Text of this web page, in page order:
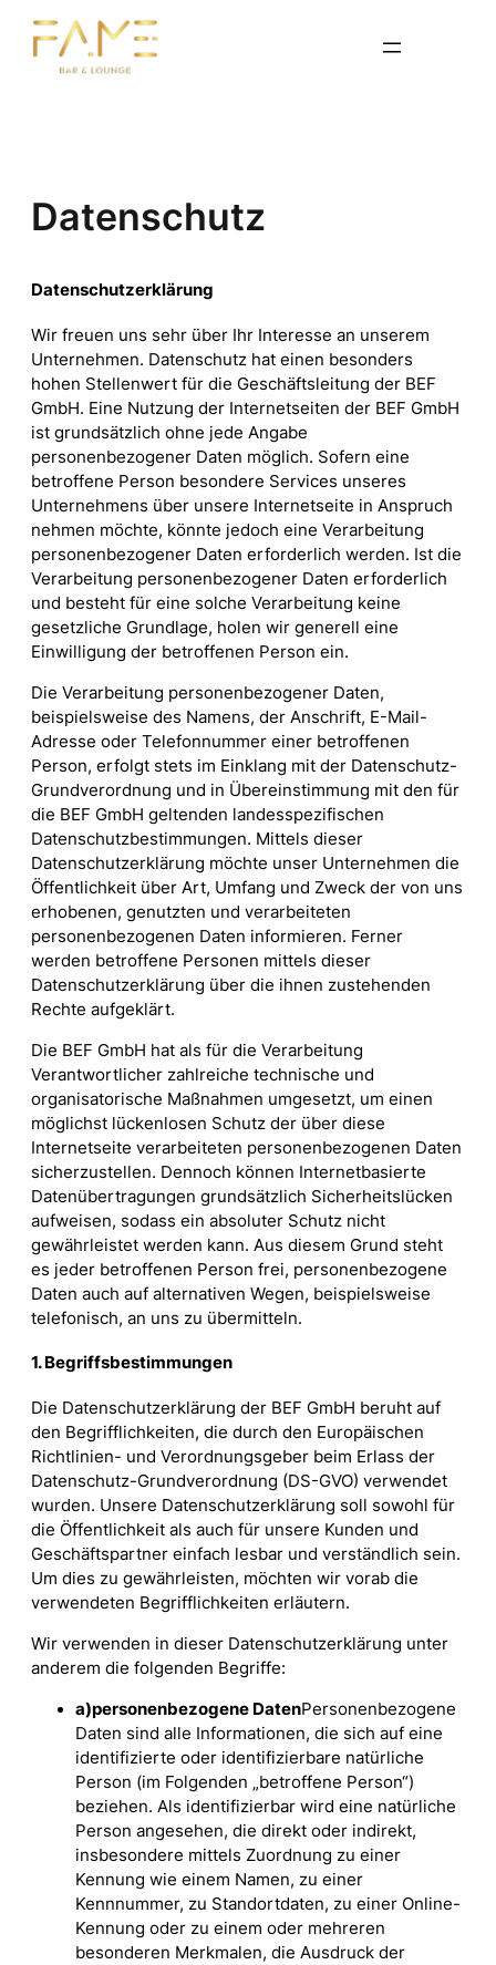
Zum
Inhalt
springen
Datenschutz
Datenschutzerklärung
Wir freuen uns sehr über Ihr Interesse an unserem
Unternehmen. Datenschutz hat einen besonders
hohen Stellenwert für die Geschäftsleitung der BEF
GmbH. Eine Nutzung der Internetseiten der BEF GmbH
ist grundsätzlich ohne jede Angabe
personenbezogener Daten möglich. Sofern eine
betroffene Person besondere Services unseres
Unternehmens über unsere Internetseite in Anspruch
nehmen möchte, könnte jedoch eine Verarbeitung
personenbezogener Daten erforderlich werden. Ist die
Verarbeitung personenbezogener Daten erforderlich
und besteht für eine solche Verarbeitung keine
gesetzliche Grundlage, holen wir generell eine
Einwilligung der betroffenen Person ein.
Die Verarbeitung personenbezogener Daten,
beispielsweise des Namens, der Anschrift, E-Mail-
Adresse oder Telefonnummer einer betroffenen
Person, erfolgt stets im Einklang mit der Datenschutz-
Grundverordnung und in Übereinstimmung mit den für
die BEF GmbH geltenden landesspezifischen
Datenschutzbestimmungen. Mittels dieser
Datenschutzerklärung möchte unser Unternehmen die
Öffentlichkeit über Art, Umfang und Zweck der von uns
erhobenen, genutzten und verarbeiteten
personenbezogenen Daten informieren. Ferner
werden betroffene Personen mittels dieser
Datenschutzerklärung über die ihnen zustehenden
Rechte aufgeklärt.
Die BEF GmbH hat als für die Verarbeitung
Verantwortlicher zahlreiche technische und
organisatorische Maßnahmen umgesetzt, um einen
möglichst lückenlosen Schutz der über diese
Internetseite verarbeiteten personenbezogenen Daten
sicherzustellen. Dennoch können Internetbasierte
Datenübertragungen grundsätzlich Sicherheitslücken
aufweisen, sodass ein absoluter Schutz nicht
gewährleistet werden kann. Aus diesem Grund steht
es jeder betroffenen Person frei, personenbezogene
Daten auch auf alternativen Wegen, beispielsweise
telefonisch, an uns zu übermitteln.
1. Begriffsbestimmungen
Die Datenschutzerklärung der BEF GmbH beruht auf
den Begrifflichkeiten, die durch den Europäischen
Richtlinien- und Verordnungsgeber beim Erlass der
Datenschutz-Grundverordnung (DS-GVO) verwendet
wurden. Unsere Datenschutzerklärung soll sowohl für
die Öffentlichkeit als auch für unsere Kunden und
Geschäftspartner einfach lesbar und verständlich sein.
Um dies zu gewährleisten, möchten wir vorab die
verwendeten Begrifflichkeiten erläutern.
Wir verwenden in dieser Datenschutzerklärung unter
anderem die folgenden Begriffe:
a)personenbezogene DatenPersonenbezogene
Daten sind alle Informationen, die sich auf eine
identifizierte oder identifizierbare natürliche
Person (im Folgenden „betroffene Person“)
beziehen. Als identifizierbar wird eine natürliche
Person angesehen, die direkt oder indirekt,
insbesondere mittels Zuordnung zu einer
Kennung wie einem Namen, zu einer
Kennnummer, zu Standortdaten, zu einer Online-
Kennung oder zu einem oder mehreren
besonderen Merkmalen, die Ausdruck der